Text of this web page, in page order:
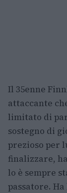
Il 35enne
attaccante
limitato di
sostegno di
prezioso per
finalizzare,
lo è sempre
passatore.